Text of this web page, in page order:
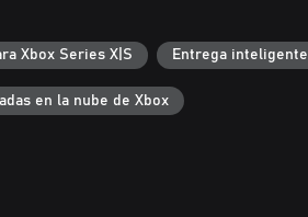
Xbox Series X|S Entrega inteligente
en la nube de Xbox